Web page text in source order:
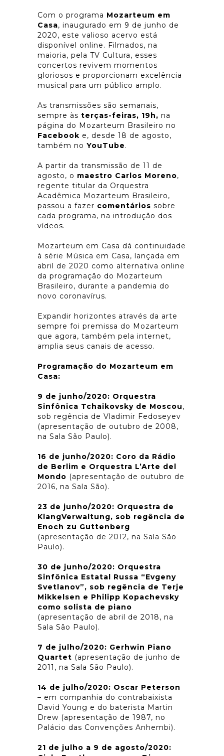
Com o programa Mozarteum em
Casa, inaugurado em 9 de junho de
2020, este valioso acervo está
disponível online. Filmados, na
maioria, pela TV Cultura, esses
concertos revivem momentos
gloriosos e proporcionam excelência
musical para um público amplo.
As transmissões são semanais,
sempre às terças-feiras, 19h, na
página do Mozarteum Brasileiro no
Facebook e, desde 18 de agosto,
também no YouTube.
A partir da transmissão de 11 de
agosto, o maestro Carlos Moreno,
regente titular da Orquestra
Acadêmica Mozarteum Brasileiro,
passou a fazer comentários sobre
cada programa, na introdução dos
vídeos.
Mozarteum em Casa dá continuidade
à série Música em Casa, lançada em
abril de 2020 como alternativa online
da programação do Mozarteum
Brasileiro, durante a pandemia do
novo coronavírus.
Expandir horizontes através da arte
sempre foi premissa do Mozarteum
que agora, também pela internet,
amplia seus canais de acesso.
Programação do Mozarteum em
Casa:
9 de junho/2020: Orquestra
Sinfônica Tchaikovsky de Moscou,
sob regência de Vladimir Fedoseyev
(apresentação de outubro de 2008,
na Sala São Paulo).
16 de junho/2020: Coro da Rádio
de Berlim e Orquestra L’Arte del
Mondo (apresentação de outubro de
2016, na Sala São).
23 de junho/2020: Orquestra de
KlangVerwaltung, sob regência de
Enoch zu Guttenberg
(apresentação de 2012, na Sala São
Paulo).
30 de junho/2020: Orquestra
Sinfônica Estatal Russa “Evgeny
Svetlanov”, sob regência de Terje
Mikkelsen e Philipp Kopachevsky
como solista de piano
(apresentação de abril de 2018, na
Sala São Paulo).
7 de julho/2020: Gerhwin Piano
Quartet (apresentação de junho de
2011, na Sala São Paulo).
14 de julho/2020: Oscar Peterson
– em companhia do contrabaixista
David Young e do baterista Martin
Drew (apresentação de 1987, no
Palácio das Convenções Anhembi).
21 de julho a 9 de agosto/2020: